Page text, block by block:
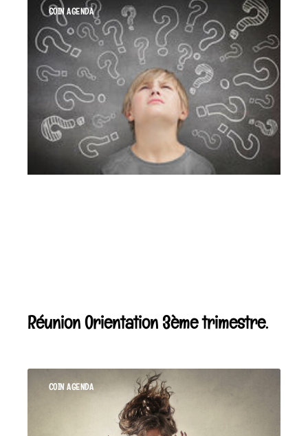
COIN AGENDA
Réunion Orientation 3ème trimestre.
COIN AGENDA